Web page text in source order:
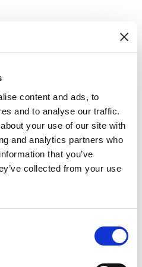
content and ads, to
and to analyse our traffic.
your use of our site with
and analytics partners who
that you’ve
collected from your use
M
ITGLIED W
ERD
EN
DE EN
– Eine